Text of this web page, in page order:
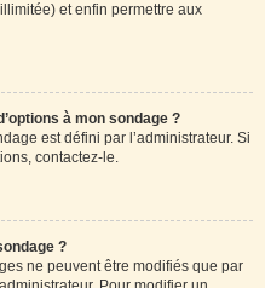
et enfin permettre aux
à mon sondage ?
est défini par l’administrateur. Si
contactez-le.
?
ne peuvent être modifiés que par